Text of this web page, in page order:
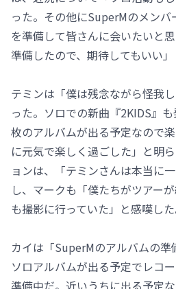
った。その他にSuperMのメン
を準備して皆さんに会いたいと
準備したので、期待してもいい」
テミンは「僕は残念ながら怪我
った。ソロでの新曲『2KIDS』
枚のアルバムが出る予定なので
に元気で楽しく過ごした」と明
ョンは、「テミンさんは本当に
し、マークも「僕たちがツアー
も撮影に行っていた」と感嘆した
カイは「SuperMのアルバムの準
ソロアルバムが出る予定でレコ
準備中だ。近いうちに出る予定